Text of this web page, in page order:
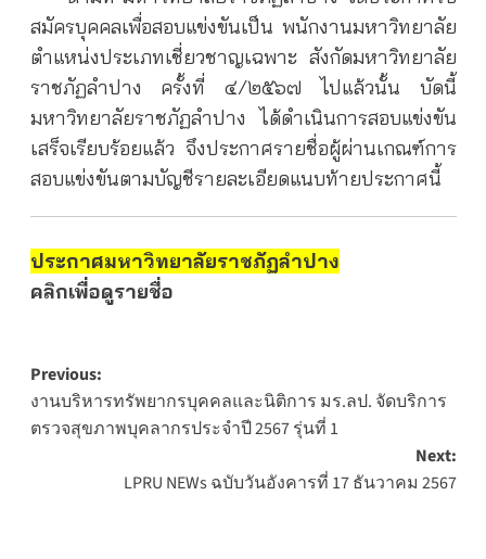
สมัครบุคคลเพื่อสอบแข่งขันเป็น พนักงานมหาวิทยาลัย
ตำแหน่งประเภทเชี่ยวชาญเฉพาะ สังกัดมหาวิทยาลัย
ราชภัฏลำปาง ครั้งที่ ๔/๒๕๖๗ ไปแล้วนั้น บัดนี้
มหาวิทยาลัยราชภัฏลำปาง ได้ดำเนินการสอบแข่งขัน
เสร็จเรียบร้อยแล้ว จึงประกาศรายชื่อผู้ผ่านเกณฑ์การ
สอบแข่งขันตามบัญชีรายละเอียดแนบท้ายประกาศนี้
ประกาศมหาวิทยาลัยราชภัฏลำปาง
คลิกเพื่อดูรายชื่อ
Post
navigation
Previous:
งานบริหารทรัพยากรบุคคลและนิติการ มร.ลป. จัดบริการ
ตรวจสุขภาพบุคลากรประจำปี 2567 รุ่นที่ 1
Next:
LPRU NEWs ฉบับวันอังคารที่ 17 ธันวาคม 2567